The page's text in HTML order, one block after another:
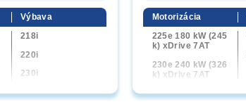
Výbava
218i
220i
230i
M240i xDrive
Motorizácia
225e 180 kW (245
k) xDrive 7AT
230e 240 kW (326
k) xDrive 7AT